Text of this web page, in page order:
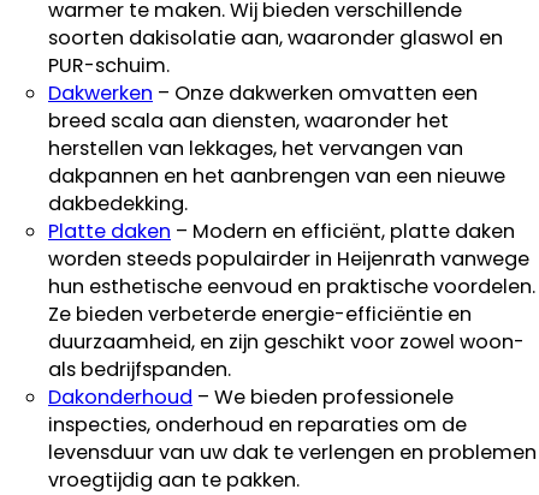
warmer te maken. Wij bieden verschillende
soorten dakisolatie aan, waaronder glaswol en
PUR-schuim.
Dakwerken – Onze dakwerken omvatten een
breed scala aan diensten, waaronder het
herstellen van lekkages, het vervangen van
dakpannen en het aanbrengen van een nieuwe
dakbedekking.
Platte daken – Modern en efficiënt, platte daken
worden steeds populairder in Heijenrath vanwege
hun esthetische eenvoud en praktische voordelen.
Ze bieden verbeterde energie-efficiëntie en
duurzaamheid, en zijn geschikt voor zowel woon-
als bedrijfspanden.
Dakonderhoud – We bieden professionele
inspecties, onderhoud en reparaties om de
levensduur van uw dak te verlengen en problemen
vroegtijdig aan te pakken.